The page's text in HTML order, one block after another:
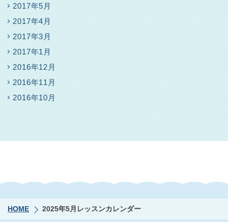
2017年5月
2017年4月
2017年3月
2017年1月
2016年12月
2016年11月
2016年10月
HOME 2025年5月レッスンカレンダー